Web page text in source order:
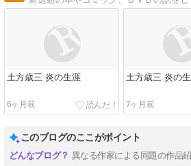
土方歳三 炎の生涯
6ヶ月前
土方歳三 炎の
7ヶ月前
このブログのここがポイント
異なる作家による同題の作品